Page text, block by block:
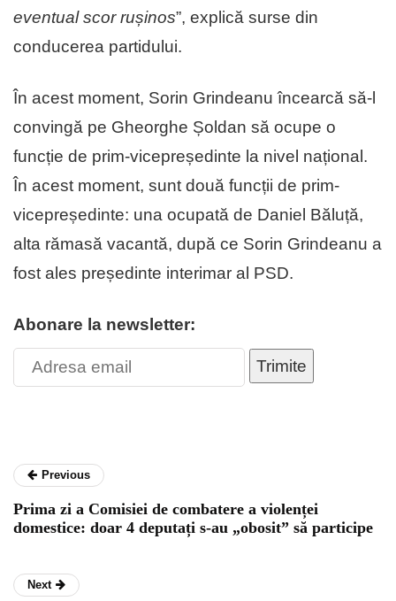
eventual scor rușinos”, explică surse din
conducerea partidului.
În acest moment, Sorin Grindeanu încearcă să-l
convingă pe Gheorghe Șoldan să ocupe o
funcție de prim-vicepreședinte la nivel național.
În acest moment, sunt două funcții de prim-
vicepreședinte: una ocupată de Daniel Băluță,
alta rămasă vacantă, după ce Sorin Grindeanu a
fost ales președinte interimar al PSD.
Abonare la newsletter:
Trimite
Previous
Prima zi a Comisiei de combatere a violenței
domestice: doar 4 deputați s-au „obosit” să participe
Next